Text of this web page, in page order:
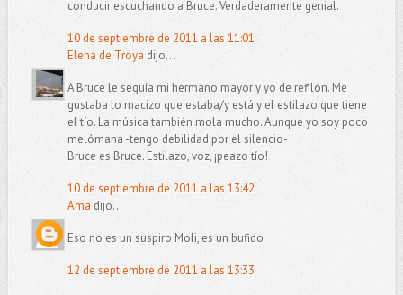
conducir escuchando a Bruce. Verdaderamente genial.
10 de septiembre de 2011 a las 11:01
Elena de Troya dijo...
A Bruce le seguía mi hermano mayor y yo de refilón. Me
gustaba lo macizo que estaba/y está y el estilazo que tiene
el tío. La música también mola mucho. Aunque yo soy poco
melómana -tengo debilidad por el silencio-
Bruce es Bruce. Estilazo, voz, ¡peazo tío!
10 de septiembre de 2011 a las 13:42
Ama dijo...
Eso no es un suspiro Moli, es un bufido
12 de septiembre de 2011 a las 13:33